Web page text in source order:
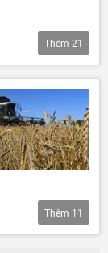
Thêm 21
Thêm 11